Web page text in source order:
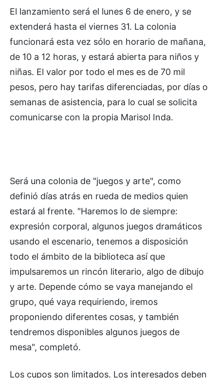
El lanzamiento será el lunes 6 de enero, y se
extenderá hasta el viernes 31. La colonia
funcionará esta vez sólo en horario de mañana,
de 10 a 12 horas, y estará abierta para niños y
niñas. El valor por todo el mes es de 70 mil
pesos, pero hay tarifas diferenciadas, por días o
semanas de asistencia, para lo cual se solicita
comunicarse con la propia Marisol Inda.
Será una colonia de "juegos y arte", como
definió días atrás en rueda de medios quien
estará al frente. "Haremos lo de siempre:
expresión corporal, algunos juegos dramáticos
usando el escenario, tenemos a disposición
todo el ámbito de la biblioteca así que
impulsaremos un rincón literario, algo de dibujo
y arte. Depende cómo se vaya manejando el
grupo, qué vaya requiriendo, iremos
proponiendo diferentes cosas, y también
tendremos disponibles algunos juegos de
mesa", completó.
Los cupos son limitados. Los interesados deben